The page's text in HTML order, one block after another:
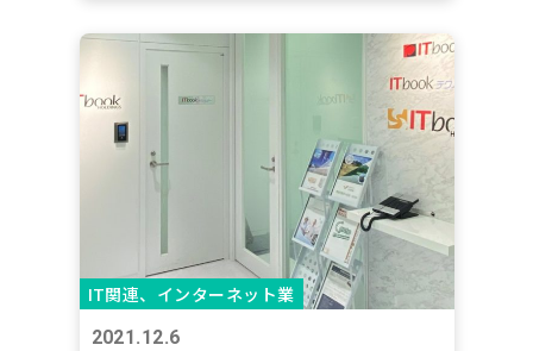
IT関連、インターネット業
2021.12.6